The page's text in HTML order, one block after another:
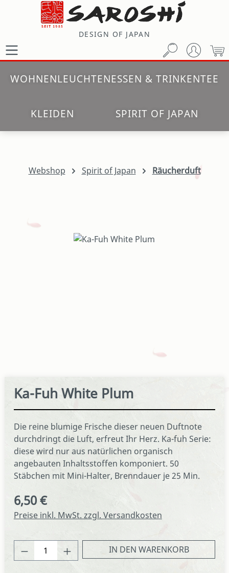
Zum Hauptinhalt springen
DESIGN OF JAPAN
WOHNENLEUCHTENESSEN & TRINKENTEE
KLEIDEN SPIRIT OF JAPAN
Webshop Spirit of Japan Räucherduft
Bildergalerie überspringen
Ka-Fuh White Plum
Die reine blumige Frische dieser neuen Duftnote
durchdringt die Luft, erfreut Ihr Herz. Ka-fuh Serie:
diese wird nur aus natürlichen organisch
angebauten Inhaltsstoffen komponiert. 50
Stäbchen mit Mini-Halter, Brenndauer je 25 Min.
Regulärer Preis:
6,50 €
Preise inkl. MwSt. zzgl. Versandkosten
Produkt Anzahl: Gib denIN DEN WARENKORB